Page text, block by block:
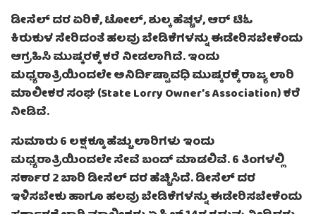
ಡೀಸೆಲ್ ದರ ಏರಿಕೆ, ಟೋಲ್, ಶುಲ್ಕ ಹೆಚ್ಚಳ, ಆರ್ ಟಿಓ
ಕಿರುಕುಳ ಸೇರಿದಂತೆ ಹಲವು ಬೇಡಿಕೆಗಳನ್ನು ಈಡೇರಿಸಬೇಕೆಂದು
ಆಗ್ರಹಿಸಿ ಮುಷ್ಕರಕ್ಕೆ ಕರೆ ನೀಡಲಾಗಿದೆ. ಇಂದು
ಮಧ್ಯರಾತ್ರಿಯಿಂದಲೇ ಅನಿರ್ದಿಷ್ಟಾವಧಿ ಮುಷ್ಕರಕ್ಕೆ ರಾಜ್ಯ ಲಾರಿ
ಮಾಲೀಕರ ಸಂಘ (State Lorry Owner’s Association) ಕರೆ
ನೀಡಿದೆ.
ಸುಮಾರು 6 ಲಕ್ಷಕ್ಕೂ ಹೆಚ್ಚು ಲಾರಿಗಳು ಇಂದು
ಮಧ್ಯರಾತ್ರಿಯಿಂದಲೇ ಸೇವೆ ಬಂದ್ ಮಾಡಲಿವೆ. 6 ತಿಂಗಳಲ್ಲಿ
ಸರ್ಕಾರ 2 ಬಾರಿ ಡೀಸೆಲ್ ದರ ಹೆಚ್ಚಿಸಿದೆ. ಡೀಸೆಲ್ ದರ
ಇಳಿಸಬೇಕು ಹಾಗೂ ಹಲವು ಬೇಡಿಕೆಗಳನ್ನು ಈಡೇರಿಸಬೇಕೆಂದು